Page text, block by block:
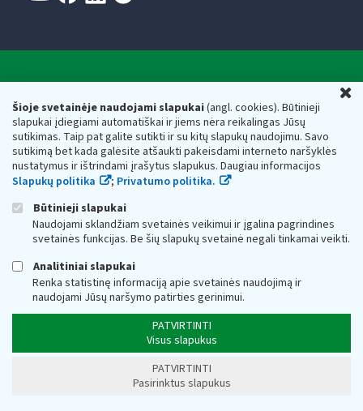
Šioje svetainėje naudojami slapukai(angl. cookies). Būtinieji
slapukai įdiegiami automatiškai ir jiems nėra reikalingas Jūsų
sutikimas. Taip pat galite sutikti ir su kitų slapukų naudojimu. Savo
sutikimą bet kada galėsite atšaukti pakeisdami interneto naršyklės
nustatymus ir ištrindami įrašytus slapukus. Daugiau informacijos
Slapukų politika
; Privatumo politika.
Būtinieji slapukai
Naudojami sklandžiam svetainės veikimui ir įgalina pagrindines
svetainės funkcijas. Be šių slapukų svetainė negali tinkamai veikti.
Analitiniai slapukai
Renka statistinę informaciją apie svetainės naudojimą ir
naudojami Jūsų naršymo patirties gerinimui.
PATVIRTINTI
Visus slapukus
PATVIRTINTI
Pasirinktus slapukus
Respublikos finansų ministerijos
Biudžetinė įstaiga. Juridinio asmens kodas — 188659752,
adresas: Vasario 16-osios g. 14, 01107 Vilnius, Lietuva, el.paštas:
vmi@vmi.lt, E. pristatymo dėžutės adresas 188659752
Duomenys apie Valstybinę mokesčių inspekciją prie Lietuvos
Respublikos finansų ministerijos kaupiami ir saugomi Juridinių